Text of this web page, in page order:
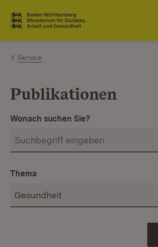
Zum Inhalt springen
Link zur Startseite
Service
Publikationen
Wonach suchen Sie?
Thema